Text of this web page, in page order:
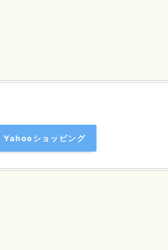
Yahooショッピング